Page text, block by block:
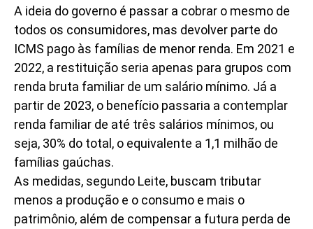
A ideia do governo é passar a cobrar o mesmo de
todos os consumidores, mas devolver parte do
ICMS pago às famílias de menor renda. Em 2021 e
2022, a restituição seria apenas para grupos com
renda bruta familiar de um salário mínimo. Já a
partir de 2023, o benefício passaria a contemplar
renda familiar de até três salários mínimos, ou
seja, 30% do total, o equivalente a 1,1 milhão de
famílias gaúchas.
As medidas, segundo Leite, buscam tributar
menos a produção e o consumo e mais o
patrimônio, além de compensar a futura perda de